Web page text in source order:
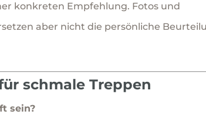
konkreten Empfehlung. Fotos und
aber nicht die persönliche
schmale Treppen
sein?